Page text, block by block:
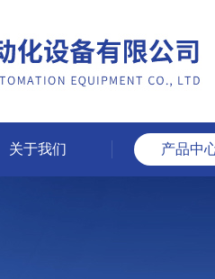
关于我们 产品中